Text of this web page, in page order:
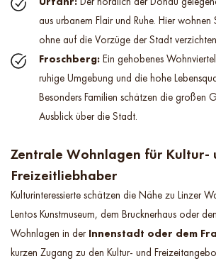
aus urbanem Flair und Ruhe. Hier
ohne auf die Vorzüge der Stadt
Froschberg: Ein gehobenes
ruhige Umgebung und die hohe
Besonders Familien schätzen die großen
Ausblick über die Stadt.
Zentrale Wohnlagen für Kultur-
Freizeitliebhaber
Kulturinteressierte schätzen die Nähe zu Linzer
Lentos Kunstmuseum, dem Brucknerhaus oder
Wohnlagen in der Innenstadt oder dem
kurzen Zugang zu den Kultur- und